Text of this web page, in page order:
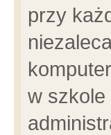
przy
w szkole